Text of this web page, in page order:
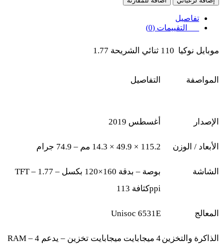
تفاصيل
التقييمات (0)
موبايل نوكيا 110 ثنائي الشريحة 1.77
المواصفة التفاصيل
الإصدار أغسطس 2019
الأبعاد / الوزن 115.2 × 49.9 × 14.3 مم – 74.9 جرام
الشاشة TFT – 1.77 بوصة – بدقة 160×120 بكسل –
كثافة 113ppi
المعالج Unisoc 6531E
الذاكرة والتخزين4 ميجابايت ميجابايت تخزين – يدعم